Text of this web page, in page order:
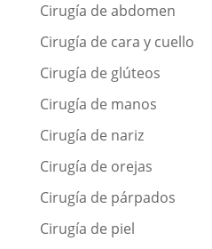
Cirugía de abdomen
Cirugía de cara y cuello
Cirugía de glúteos
Cirugía de manos
Cirugía de nariz
Cirugía de orejas
Cirugía de párpados
Cirugía de piel